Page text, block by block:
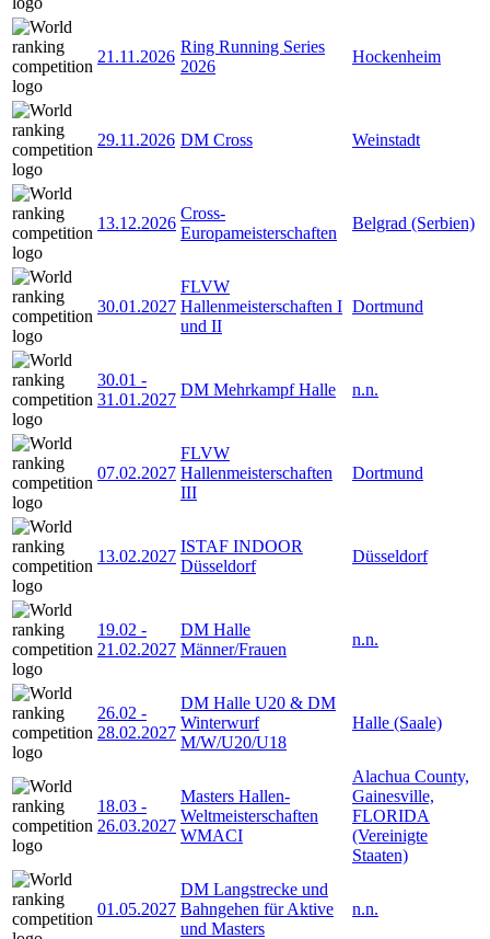
21.11.2026
Ring Running Series
2026
Hockenheim
29.11.2026 DM Cross Weinstadt
13.12.2026
Cross-
Europameisterschaften
Belgrad (Serbien)
30.01.2027
FLVW
Hallenmeisterschaften I
und II
Dortmund
30.01 -
31.01.2027
DM Mehrkampf Halle n.n.
07.02.2027
FLVW
Hallenmeisterschaften
III
Dortmund
13.02.2027
ISTAF INDOOR
Düsseldorf
Düsseldorf
19.02 -
21.02.2027
DM Halle
Männer/Frauen
n.n.
26.02 -
28.02.2027
DM Halle U20 & DM
Winterwurf
M/W/U20/U18
Halle (Saale)
18.03 -
26.03.2027
Masters Hallen-
Weltmeisterschaften
WMACI
Alachua County,
Gainesville,
FLORIDA
(Vereinigte
Staaten)
01.05.2027
DM Langstrecke und
Bahngehen für Aktive
und Masters
n.n.